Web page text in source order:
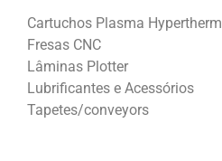
Cartuchos Plasma Hypertherm
Fresas CNC
Lâminas Plotter
Lubrificantes e Acessórios
Tapetes/conveyors